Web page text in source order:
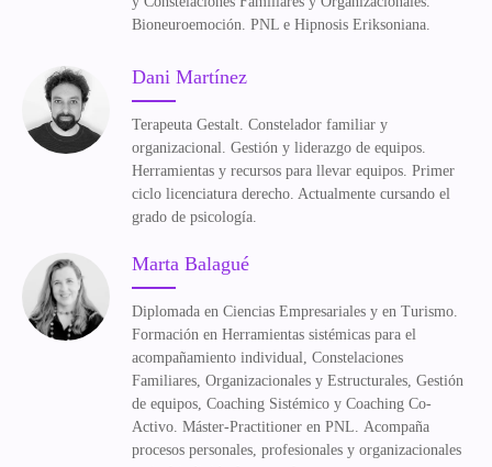
Bioneuroemoción. PNL e Hipnosis Eriksoniana.
Dani Martínez
Terapeuta Gestalt. Constelador familiar y
organizacional. Gestión y liderazgo de equipos.
Herramientas y recursos para llevar equipos. Primer
ciclo licenciatura derecho. Actualmente cursando el
grado de psicología.
Marta Balagué
Diplomada en Ciencias Empresariales y en Turismo.
Formación en Herramientas sistémicas para el
acompañamiento individual, Constelaciones
Familiares, Organizacionales y Estructurales, Gestión
de equipos, Coaching Sistémico y Coaching Co-
Activo. Máster-Practitioner en PNL. Acompaña
procesos personales, profesionales y organizacionales